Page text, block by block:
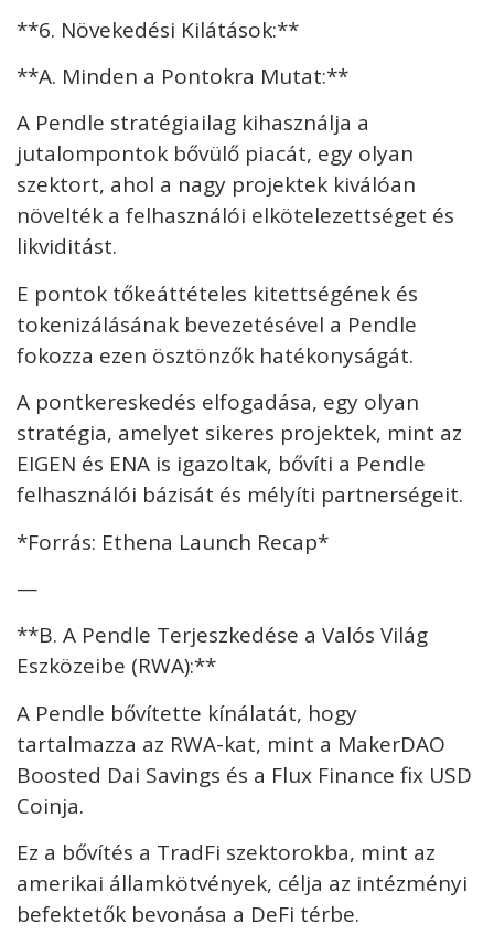
**6. Növekedési Kilátások:**
**A. Minden a Pontokra Mutat:**
A Pendle stratégiailag kihasználja a
jutalompontok bővülő piacát, egy olyan
szektort, ahol a nagy projektek kiválóan
növelték a felhasználói elkötelezettséget és
likviditást.
E pontok tőkeáttételes kitettségének és
tokenizálásának bevezetésével a Pendle
fokozza ezen ösztönzők hatékonyságát.
A pontkereskedés elfogadása, egy olyan
stratégia, amelyet sikeres projektek, mint az
EIGEN és ENA is igazoltak, bővíti a Pendle
felhasználói bázisát és mélyíti partnerségeit.
*Forrás: Ethena Launch Recap*
—
**B. A Pendle Terjeszkedése a Valós Világ
Eszközeibe (RWA):**
A Pendle bővítette kínálatát, hogy
tartalmazza az RWA-kat, mint a MakerDAO
Boosted Dai Savings és a Flux Finance fix USD
Coinja.
Ez a bővítés a TradFi szektorokba, mint az
amerikai államkötvények, célja az intézményi
befektetők bevonása a DeFi térbe.